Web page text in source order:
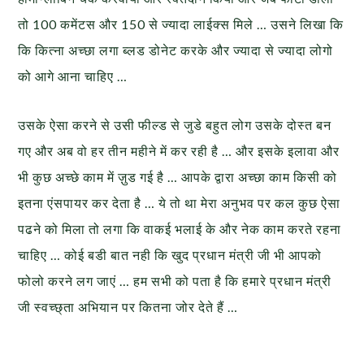
तो 100 कमेंटस और 150 से ज्यादा लाईक्स मिले … उसने लिखा कि
कि कित्ना अच्छा लगा ब्लड डोनेट करके और ज्यादा से ज्यादा लोगो
को आगे आना चाहिए …
उसके ऐसा करने से उसी फील्ड से जुडे बहुत लोग उसके दोस्त बन
गए और अब वो हर तीन महीने में कर रही है … और इसके इलावा और
भी कुछ अच्छे काम में ज़ुड गई है … आपके द्वारा अच्छा काम किसी को
इतना एंसपायर कर देता है … ये तो था मेरा अनुभव पर कल कुछ ऐसा
पढने को मिला तो लगा कि वाकई भलाई के और नेक काम करते रहना
चाहिए … कोई बडी बात नही कि खुद प्रधान मंत्री जी भी आपको
फोलो करने लग जाएं … हम सभी को पता है कि हमारे प्रधान मंत्री
जी स्वच्छ्ता अभियान पर कितना जोर देते हैं …